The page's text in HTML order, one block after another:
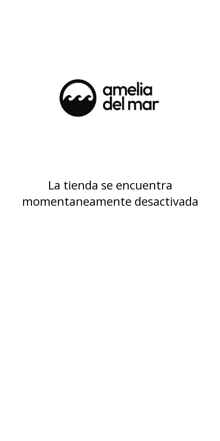
La tienda se encuentra
momentaneamente desactivada